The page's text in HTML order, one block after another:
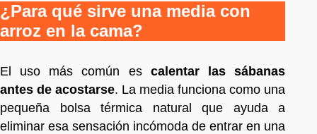
¿Para qué sirve una media con
arroz en la cama?
El uso más común es calentar las sábanas
antes de acostarse. La media funciona como una
pequeña bolsa térmica natural que ayuda a
eliminar esa sensación incómoda de entrar en una